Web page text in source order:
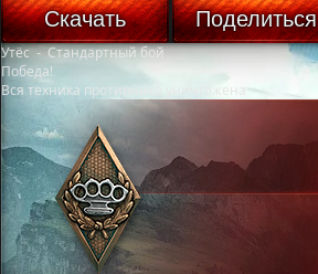
Скачать Поделиться
Утёс-Стандартный бой
Победа!
Вся техника противника уничтожена